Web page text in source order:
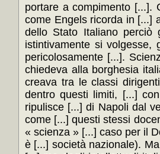
portare a compimento [...].
come Engels ricorda in [...]
dello Stato Italiano perciò
istintivamente si
pericolosamente [...].
chiedeva alla borghesia
creava tra le classi
dentro questi limiti, [...]
ripulisce [...] di Napoli dal
come [...] questi stessi
« scienza » [...] caso per il
è [...] società nazionale).